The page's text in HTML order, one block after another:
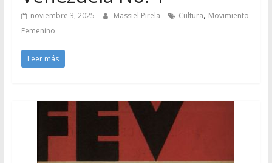
noviembre 3, 2025 Massiel Pirela Cultura, Movimiento
Femenino
Leer más